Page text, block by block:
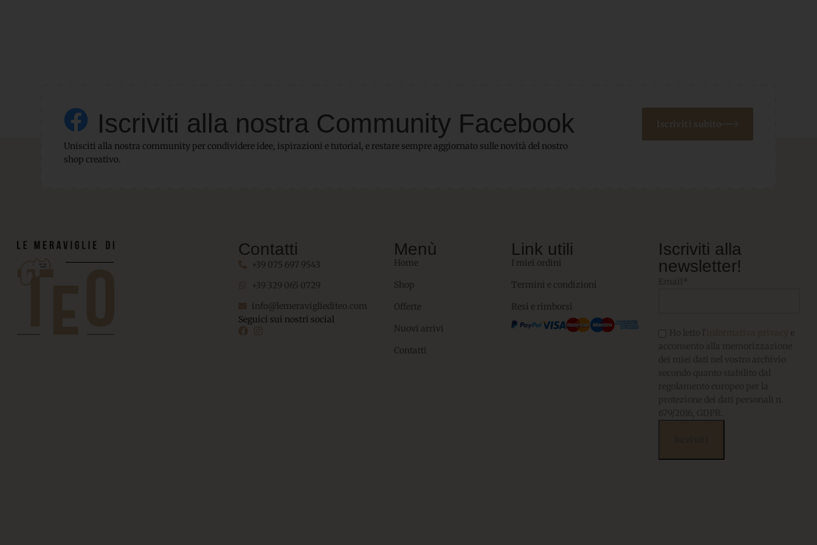
Iscriviti alla nostra Community Facebook
Unisciti alla nostra community per condividere idee, ispirazioni e tutorial, e restare sempre aggiornato sulle novità del nostro
shop creativo.
Iscriviti subito
Contatti
+39 075 697 9543
+39 329 065 0729
info@lemeravigliediteo.com
Seguici sui nostri social
Menù
Home
Shop
Offerte
Nuovi arrivi
Contatti
Link utili
I miei ordini
Termini e condizioni
Resi e rimborsi
Iscriviti alla
newsletter!